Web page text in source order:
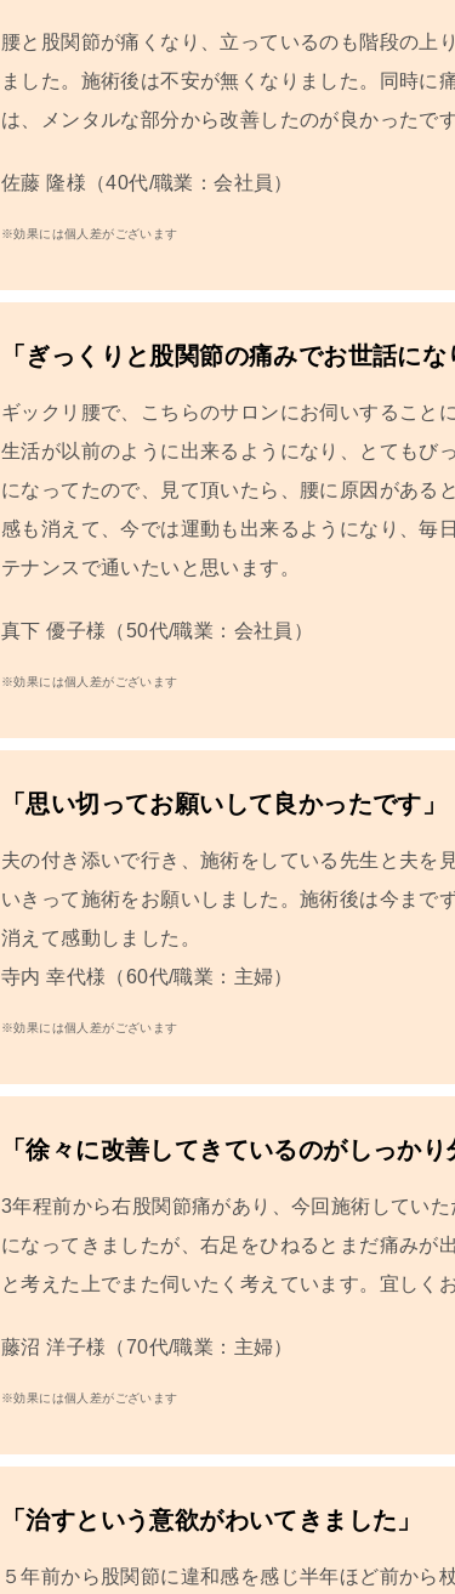
腰と股関節が痛くなり、立っているのも階段の上
ました。施術後は不安が無くなりました。同時に
は、メンタルな部分から改善したのが良かったで
佐藤 隆様（40代/職業：会社員）
※効果には個人差がございます
「ぎっくりと股関節の痛みでお世話にな
ギックリ腰で、こちらのサロンにお伺いすること
生活が以前のように出来るようになり、とてもび
になってたので、見て頂いたら、腰に原因がある
感も消えて、今では運動も出来るようになり、毎
テナンスで通いたいと思います。
真下 優子様（50代/職業：会社員）
※効果には個人差がございます
「思い切ってお願いして良かったです」
夫の付き添いで行き、施術をしている先生と夫を
いきって施術をお願いしました。施術後は今まで
消えて感動しました。
寺内 幸代様（60代/職業：主婦）
※効果には個人差がございます
「徐々に改善してきているのがしっかり
3年程前から右股関節痛があり、今回施術してい
になってきましたが、右足をひねるとまだ痛みが
と考えた上でまた伺いたく考えています。 宜しく
藤沼 洋子様（70代/職業：主婦）
※効果には個人差がございます
「治すという意欲がわいてきました」
５年前から股関節に違和感を感じ半年ほど前から